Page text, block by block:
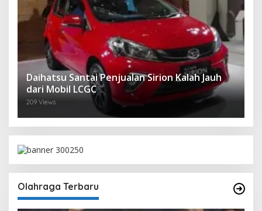
Daihatsu Santai Penjualan Sirion Kalah Jauh
dari Mobil LCGC
209 Views
Olahraga Terbaru